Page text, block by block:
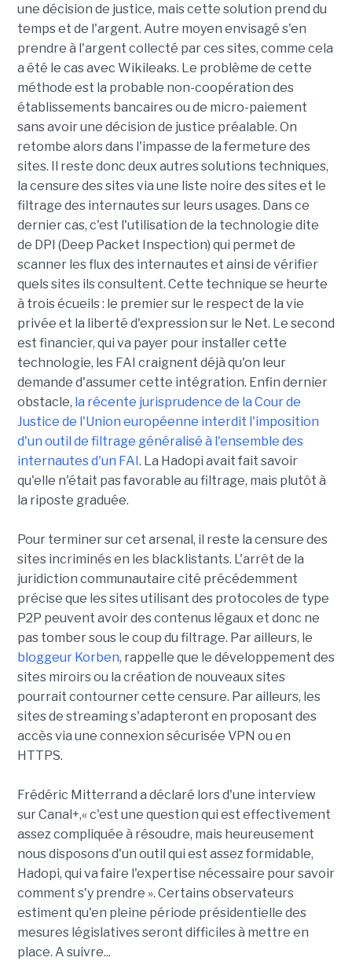
une décision de justice, mais cette solution prend du
temps et de l'argent. Autre moyen envisagé s'en
prendre à l'argent collecté par ces sites, comme cela
a été le cas avec Wikileaks. Le problème de cette
méthode est la probable non-coopération des
établissements bancaires ou de micro-paiement
sans avoir une décision de justice préalable. On
retombe alors dans l'impasse de la fermeture des
sites. Il reste donc deux autres solutions techniques,
la censure des sites via une liste noire des sites et le
filtrage des internautes sur leurs usages. Dans ce
dernier cas, c'est l'utilisation de la technologie dite
de DPI (Deep Packet Inspection) qui permet de
scanner les flux des internautes et ainsi de vérifier
quels sites ils consultent. Cette technique se heurte
à trois écueils : le premier sur le respect de la vie
privée et la liberté d'expression sur le Net. Le second
est financier, qui va payer pour installer cette
technologie, les FAI craignent déjà qu'on leur
demande d'assumer cette intégration. Enfin dernier
obstacle, la récente jurisprudence de la Cour de
Justice de l'Union européenne interdit l'imposition
d'un outil de filtrage généralisé à l'ensemble des
internautes d'un FAI. La Hadopi avait fait savoir
qu'elle n'était pas favorable au filtrage, mais plutôt à
la riposte graduée.
Pour terminer sur cet arsenal, il reste la censure des
sites incriminés en les blacklistants. L'arrêt de la
juridiction communautaire cité précédemment
précise que les sites utilisant des protocoles de type
P2P peuvent avoir des contenus légaux et donc ne
pas tomber sous le coup du filtrage. Par ailleurs, le
bloggeur Korben, rappelle que le développement des
sites miroirs ou la création de nouveaux sites
pourrait contourner cette censure. Par ailleurs, les
sites de streaming s'adapteront en proposant des
accès via une connexion sécurisée VPN ou en
HTTPS.
Frédéric Mitterrand a déclaré lors d'une interview
sur Canal+,« c'est une question qui est effectivement
assez compliquée à résoudre, mais heureusement
nous disposons d'un outil qui est assez formidable,
Hadopi, qui va faire l'expertise nécessaire pour savoir
comment s'y prendre ». Certains observateurs
estiment qu'en pleine période présidentielle des
mesures législatives seront difficiles à mettre en
place. A suivre...